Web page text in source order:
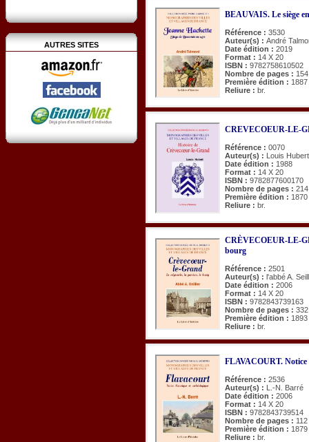
AUTRES SITES
BEAUVAIS. Le siège
Référence : 3530
Auteur(s) : André
Date édition : 2019
Format : 14 X 20
ISBN : 9782758610502
Nombre de pages : 154
Première édition : 1887
Reliure : br.
CREVECOEUR-LE-
Référence : 0070
Auteur(s) : Louis Hubert
Date édition : 1988
Format : 14 X 20
ISBN : 9782877600170
Nombre de pages : 214
Première édition : 1870
Reliure : br.
CRÈVECOEUR-LE-
bourg
Référence : 2501
Auteur(s) : l'abbé A.
Date édition : 2006
Format : 14 X 20
ISBN : 9782843739163
Nombre de pages : 332
Première édition : 1893
Reliure : br.
FLAVACOURT.
Référence : 2536
Auteur(s) : L.-N. Barré
Date édition : 2006
Format : 14 X 20
ISBN : 9782843739514
Nombre de pages : 112
Première édition : 1879
Reliure : br.